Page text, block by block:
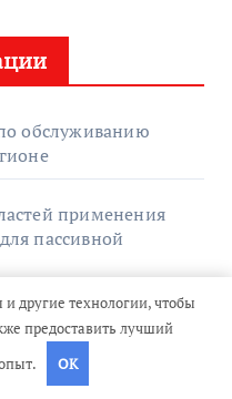
обслуживанию
применения
пассивной
каких задач они
другие технологии, чтобы
предоставить лучший
OK